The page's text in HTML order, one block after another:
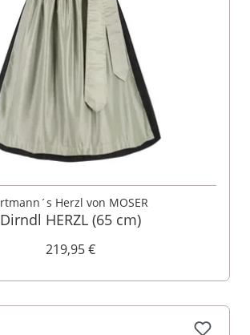
Herzl von MOSER
Dirndl HERZL (65 cm)
219,95 €